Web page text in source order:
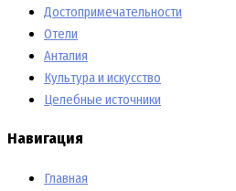
Достопримечательности
Отели
Анталия
Культура и искусство
Целебные источники
Навигация
Главная